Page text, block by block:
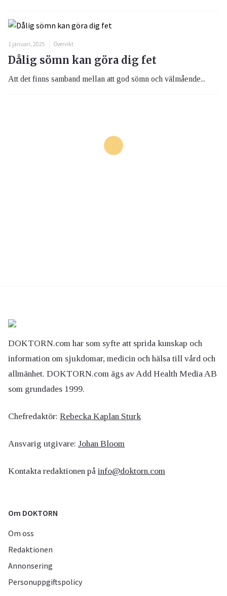
1 januari, 2025 Övervikt
Dålig sömn kan göra dig fet
Att det finns samband mellan att god sömn och välmående...
DOKTORN.com har som syfte att sprida kunskap och
information om sjukdomar, medicin och hälsa till vård och
allmänhet. DOKTORN.com ägs av Add Health Media AB
som grundades 1999.
Chefredaktör: Rebecka Kaplan Sturk
Ansvarig utgivare: Johan Bloom
Kontakta redaktionen på info@doktorn.com
Om DOKTORN
Om oss
Redaktionen
Annonsering
Personuppgiftspolicy